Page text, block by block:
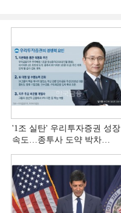
'1조 실탄' 우리투자증권 성장
속도…종투사 도약 박차
증권사 (5)]